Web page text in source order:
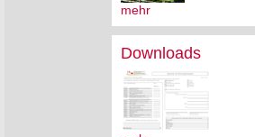
mehr
Downloads